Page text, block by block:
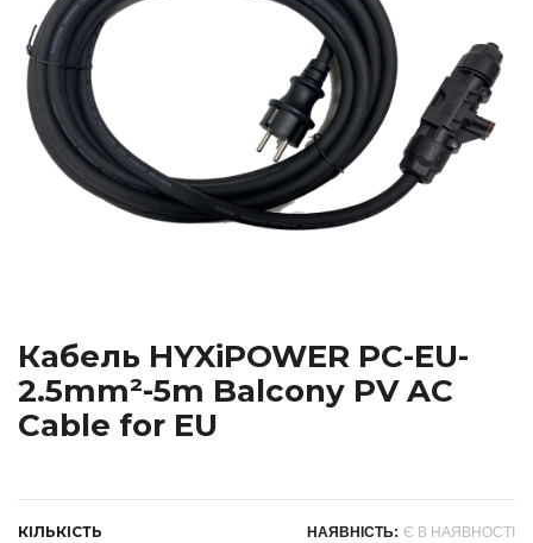
Кабель HYXiPOWER PC-EU-
2.5mm²-5m Balcony PV AC
Cable for EU
КІЛЬКІСТЬ НАЯВНІСТЬ: Є В НАЯВНОСТІ